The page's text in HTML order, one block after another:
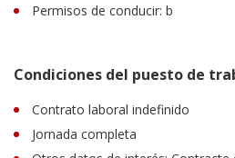
Permisos de conducir: b
Condiciones del puesto de
Contrato laboral indefinido
Jornada completa